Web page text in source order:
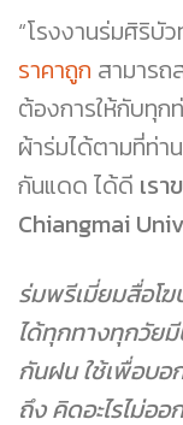
“โรงงานร่มศิริบั
ราคาถูก สามารถ
ต้องการให้กับทุก
ผ้าร่มได้ตามที่ท่า
กันแดด ได้ดี เร
Chiangmai
ร่มพรีเมี่ยมสื่อโ
ได้ทุกทางทุกวัย
กันฝน ใช้เพื่อบอ
ถึง คิดอะไรไม่อ